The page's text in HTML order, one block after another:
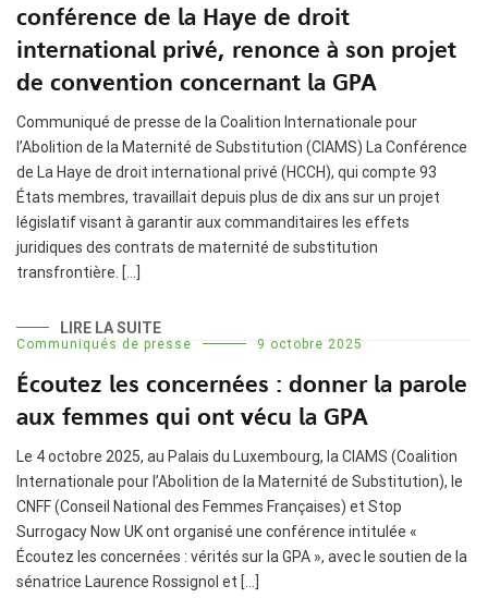
conférence de la Haye de droit
international privé, renonce à son projet
de convention concernant la GPA
Communiqué de presse de la Coalition Internationale pour
l’Abolition de la Maternité de Substitution (CIAMS) La Conférence
de La Haye de droit international privé (HCCH), qui compte 93
États membres, travaillait depuis plus de dix ans sur un projet
législatif visant à garantir aux commanditaires les effets
juridiques des contrats de maternité de substitution
transfrontière. […]
LIRE LA SUITE
Communiqués de presse 9 octobre 2025
Écoutez les concernées : donner la parole
aux femmes qui ont vécu la GPA
Le 4 octobre 2025, au Palais du Luxembourg, la CIAMS (Coalition
Internationale pour l’Abolition de la Maternité de Substitution), le
CNFF (Conseil National des Femmes Françaises) et Stop
Surrogacy Now UK ont organisé une conférence intitulée «
Écoutez les concernées : vérités sur la GPA », avec le soutien de la
sénatrice Laurence Rossignol et […]